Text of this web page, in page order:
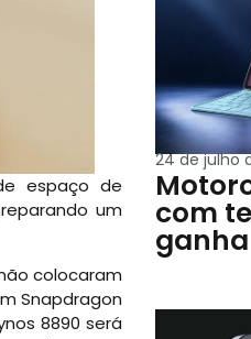
espaço de
um
colocaram
Snapdragon
8890 será
24 de julho
com